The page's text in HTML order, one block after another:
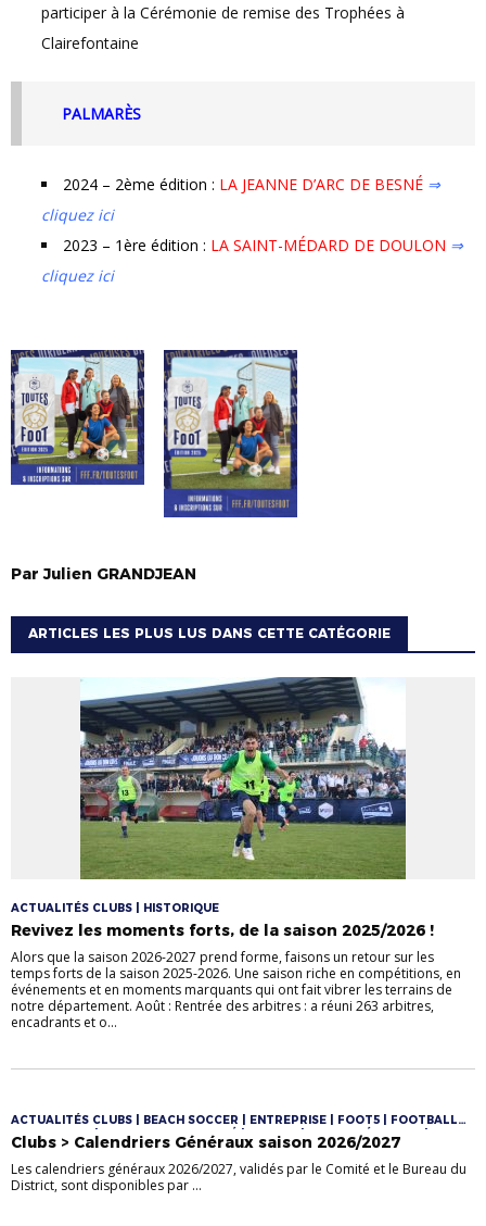
participer à la Cérémonie de remise des Trophées à
Clairefontaine
PALMARÈS
2024 – 2ème édition : LA JEANNE D’ARC DE BESNÉ ⇒
cliquez ici
2023 – 1ère édition : LA SAINT-MÉDARD DE DOULON ⇒
cliquez ici
ParJulien GRANDJEAN
ARTICLES LES PLUS LUS DANS CETTE CATÉGORIE
ACTUALITÉS CLUBS | HISTORIQUE
Revivez les moments forts, de la saison 2025/2026 !
Alors que la saison 2026-2027 prend forme, faisons un retour sur les
temps forts de la saison 2025-2026. Une saison riche en compétitions, en
événements et en moments marquants qui ont fait vibrer les terrains de
notre département. Août : Rentrée des arbitres : a réuni 263 arbitres,
encadrants et o...
ACTUALITÉS CLUBS | BEACH SOCCER | ENTREPRISE | FOOT5 | FOOTBALL
D'ANIMATION | FOOTBALL DIVERSIFIÉ | FUTSAL | JEUNES FÉMININES |
JEUNES MASCULINS | LOISIR | SENIORS | SENIORS FÉMININES | SENIORS
MASCULINS | U10/U11 | U10F/U11F | U12/U13 | U12F/U13F | U12M/U13M |
U14/U16/U18 | U6/U7 | U8/U9 | VÉTÉRANS
Clubs > Calendriers Généraux saison 2026/2027
Les calendriers généraux 2026/2027, validés par le Comité et le Bureau du
District, sont disponibles par ...